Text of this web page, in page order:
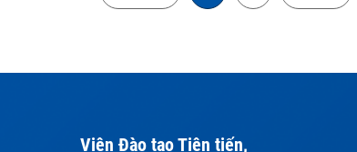
Viện Đào tạo Tiên tiến,